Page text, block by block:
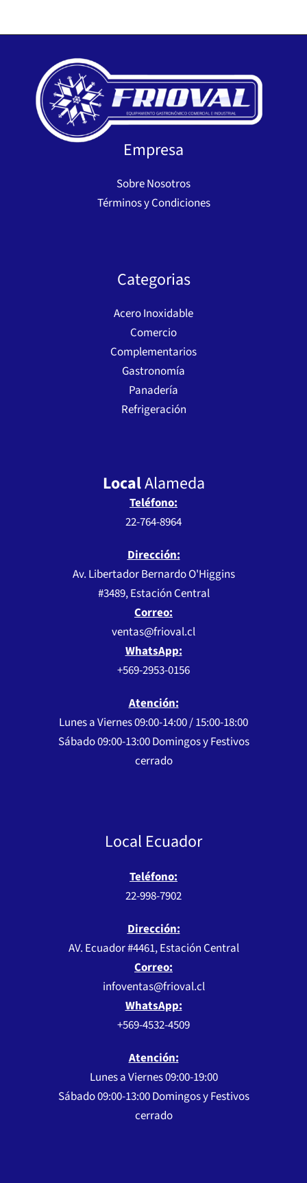
Empresa
Sobre Nosotros
Términos y Condiciones
Categorias
Acero Inoxidable
Comercio
Complementarios
Gastronomía
Panadería
Refrigeración
LocalAlameda
Teléfono:
22-764-8964
Dirección:
Av. Libertador Bernardo O'Higgins
#3489, Estación Central
Correo:
ventas@frioval.cl
WhatsApp:
+569-2953-0156
Atención:
Lunes a Viernes 09:00-14:00 / 15:00-18:00
Sábado 09:00-13:00 Domingos y Festivos
cerrado
Local Ecuador
Teléfono:
22-998-7902
Dirección:
AV. Ecuador #4461, Estación Central
Correo:
infoventas@frioval.cl
WhatsApp:
+569-4532-4509
Atención:
Lunes a Viernes 09:00-19:00
Sábado 09:00-13:00 Domingos y Festivos
cerrado